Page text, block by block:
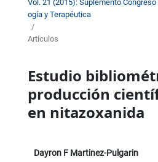
Vol. 21 (2015): Suplemento
ogía y Terapéutica
/
Artículos
Estudio
producción
en nitazoxanida
Dayron F Martinez-Pulgarin